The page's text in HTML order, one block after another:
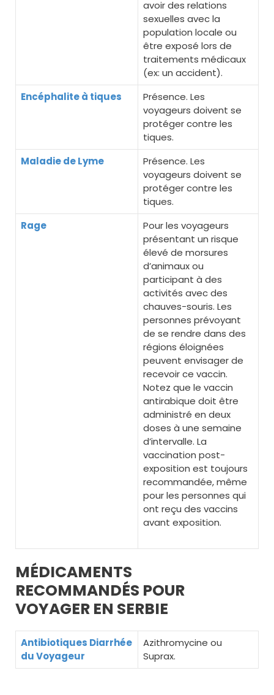
avoir des relations
sexuelles avec la
population locale ou
être exposé lors de
traitements médicaux
(ex: un accident).
Encéphalite à tiques
Présence. Les
voyageurs doivent se
protéger contre les
tiques.
Maladie de Lyme
Présence. Les
voyageurs doivent se
protéger contre les
tiques.
Rage
Pour les voyageurs
présentant un risque
élevé de morsures
d’animaux ou
participant à des
activités avec des
chauves-souris. Les
personnes prévoyant
de se rendre dans des
régions éloignées
peuvent envisager de
recevoir ce vaccin.
Notez que le vaccin
antirabique doit être
administré en deux
doses à une semaine
d’intervalle. La
vaccination post-
exposition est toujours
recommandée, même
pour les personnes qui
ont reçu des vaccins
avant exposition.
MÉDICAMENTS
RECOMMANDÉS POUR
VOYAGER EN SERBIE
Antibiotiques Diarrhée
du Voyageur
Azithromycine ou
Suprax.